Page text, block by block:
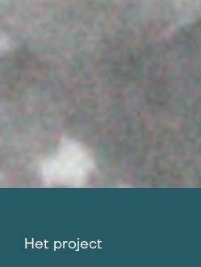
Het project